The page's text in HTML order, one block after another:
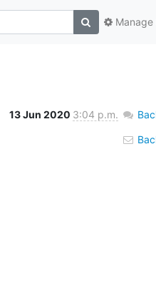
Manage
13 Jun 2020 3:04 p.m.